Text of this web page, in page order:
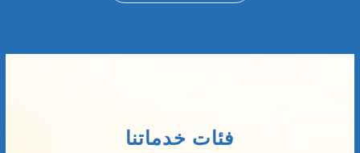
فئات خدماتنا